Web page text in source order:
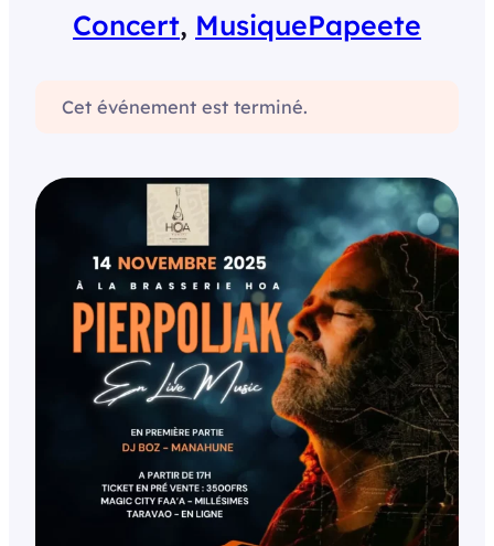
Concert, MusiquePapeete
Cet événement est terminé.